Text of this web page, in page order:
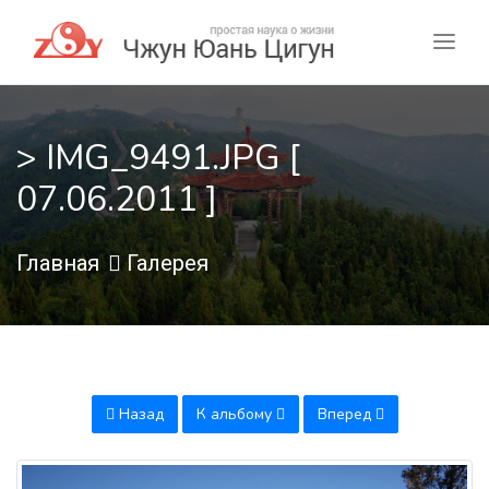
> IMG_9491.JPG [
07.06.2011 ]
Главная Галерея
Назад К альбому Вперед